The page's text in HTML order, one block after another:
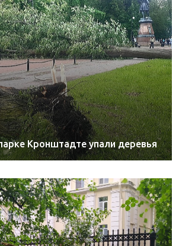
Кронштадте упали деревья